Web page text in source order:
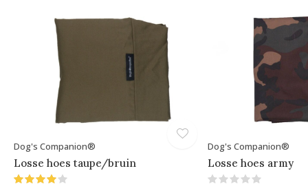
Dog's Companion®
Losse hoes taupe/bruin
Dog's Companion®
Losse hoes army